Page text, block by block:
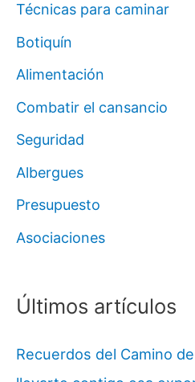
Técnicas para caminar
Botiquín
Alimentación
Combatir el cansancio
Seguridad
Albergues
Presupuesto
Asociaciones
Últimos artículos
Recuerdos del Camino